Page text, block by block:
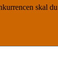
skal